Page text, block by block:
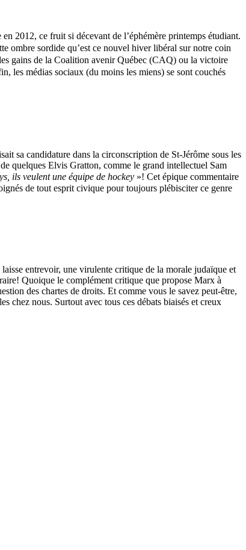
2012, ce fruit si décevant de l’éphémère printemps étudiant.
ombre sordide qu’est ce nouvel hiver libéral sur notre coin
gains de la Coalition avenir Québec (CAQ) ou la victoire
les médias sociaux (du moins les miens) se sont couchés
sa candidature dans la circonscription de St-Jérôme sous les
quelques Elvis Gratton, comme le grand intellectuel Sam
ils veulent une équipe de hockey »! Cet épique commentaire
de tout esprit civique pour toujours plébisciter ce genre
entrevoir, une virulente critique de la morale judaïque et
Quoique le complément critique que propose Marx à
des chartes de droits. Et comme vous le savez peut-être,
chez nous. Surtout avec tous ces débats biaisés et creux